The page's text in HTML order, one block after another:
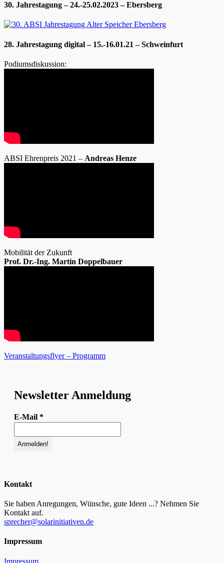
30. Jahrestagung – 24.-25.02.2023 – Ebersberg
28. Jahrestagung digital – 15.-16.01.21 – Schweinfurt
Podiumsdiskussion:
ABSI Ehrenpreis 2021 – Andreas Henze
Mobilität der Zukunft
Prof. Dr.-Ing. Martin Doppelbauer
Veranstaltungsflyer – Programm
Newsletter Anmeldung
E-Mail *
Kontakt
Sie haben Anregungen, Wünsche, gute Ideen ...? Nehmen Sie
Kontakt auf.
sprecher@solarinitiativen.de
Impressum
Impressum